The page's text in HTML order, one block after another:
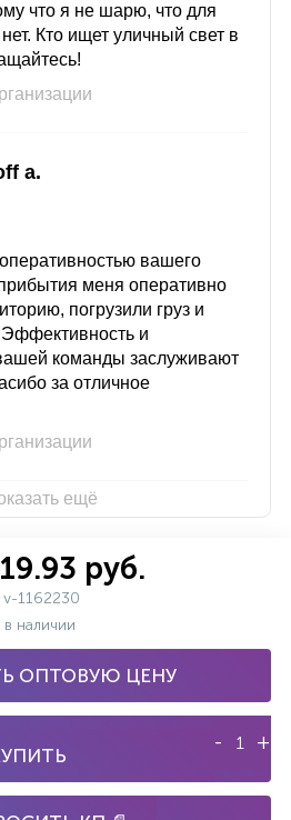
что я не шарю, что для
Кто ищет уличный свет в
a.
вашего
меня оперативно
погрузили груз и
и
команды заслуживают
за отличное
ещё
руб.
v-1162230
в наличии
ОПТОВУЮ ЦЕНУ
- +